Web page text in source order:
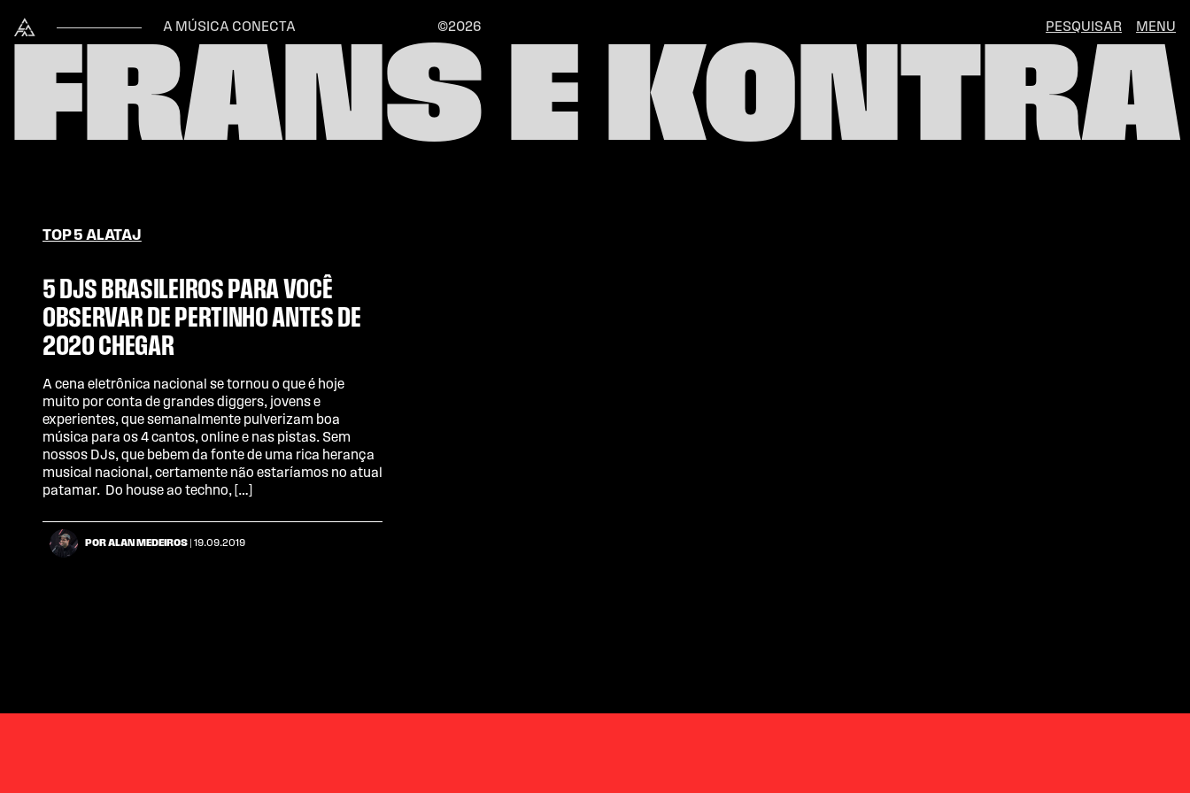
Alataj
A MÚSICA CONECTA ©2026 PESQUISAR MENU
FRANS E K0NTRA
TOP 5 ALATAJ
5 DJS BRASILEIROS PARA VOCÊ
OBSERVAR DE PERTINHO ANTES DE
2020 CHEGAR
A cena eletrônica nacional se tornou o que é hoje
muito por conta de grandes diggers, jovens e
experientes, que semanalmente pulverizam boa
música para os 4 cantos, online e nas pistas. Sem
nossos DJs, que bebem da fonte de uma rica herança
musical nacional, certamente não estaríamos no atual
patamar. Do house ao techno, […]
POR ALAN MEDEIROS | 19.09.2019